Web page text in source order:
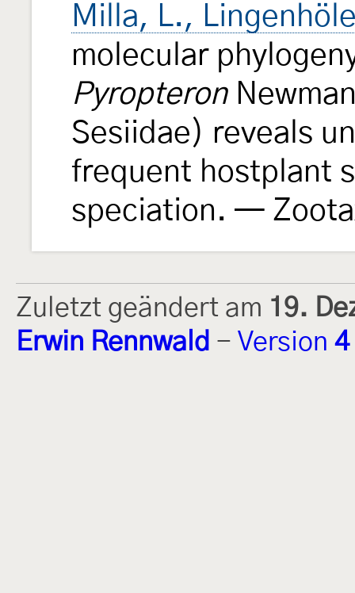
Milla, L.,
molecular
Pyropteron
Sesiidae) reveals
frequent hostplant
speciation. —
Zuletzt geändert am 19.
Erwin Rennwald - Version 4